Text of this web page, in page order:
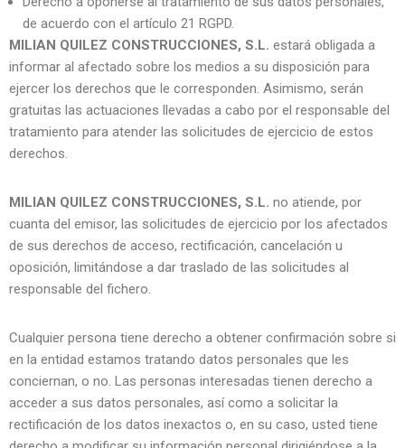
de acuerdo con el artículo 21 RGPD.
MILIAN QUILEZ CONSTRUCCIONES, S.L. estará obligada a
informar al afectado sobre los medios a su disposición para
ejercer los derechos que le corresponden. Asimismo, serán
gratuitas las actuaciones llevadas a cabo por el responsable del
tratamiento para atender las solicitudes de ejercicio de estos
derechos.
MILIAN QUILEZ CONSTRUCCIONES, S.L. no atiende, por
cuanta del emisor, las solicitudes de ejercicio por los afectados
de sus derechos de acceso, rectificación, cancelación u
oposición, limitándose a dar traslado de las solicitudes al
responsable del fichero.
Cualquier persona tiene derecho a obtener confirmación sobre si
en la entidad estamos tratando datos personales que les
conciernan, o no. Las personas interesadas tienen derecho a
acceder a sus datos personales, así como a solicitar la
rectificación de los datos inexactos o, en su caso, usted tiene